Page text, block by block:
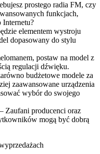
prostego radia FM, czy
funkcjach,
elementem wystroju
dopasowany do stylu
postaw na model z
regulacji dźwięku.
budżetowe modele za
zaawansowane urządzenia
wybór do swojego
Zaufani producenci oraz
mogą być dobrą